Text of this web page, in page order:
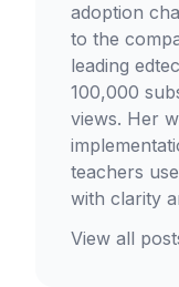
adoption
to the
leading
100,000
views. Her
teachers
with clarity
View all